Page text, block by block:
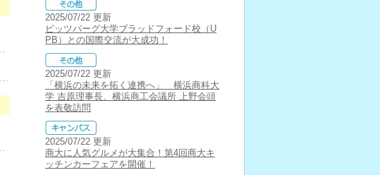
2025/07/22 更新
ピッツバーグ大学ブラッドフォード校（U
PB）との国際交流が大成功！
2025/07/22 更新
「横浜の未来を拓く連携へ」 横浜商科大
学 吉原理事長、横浜商工会議所 上野会頭
を表敬訪問
2025/07/22 更新
商大に人気グルメが大集合！第4回商大キ
ッチンカーフェアを開催！